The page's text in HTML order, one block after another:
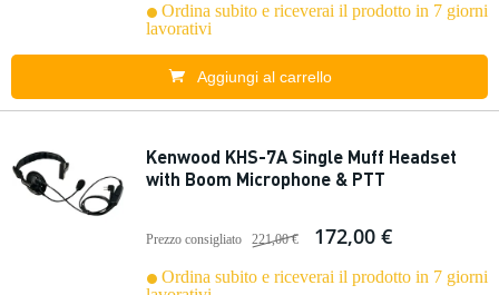
Ordina subito e riceverai il prodotto in 7 giorni
lavorativi
Aggiungi al carrello
Kenwood KHS-7A Single Muff Headset
with Boom Microphone & PTT
Prezzo consigliato 221,00 € 172,00 €
Ordina subito e riceverai il prodotto in 7 giorni